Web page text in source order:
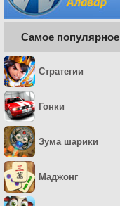
Самое популярное
Стратегии
Гонки
Зума шарики
Маджонг